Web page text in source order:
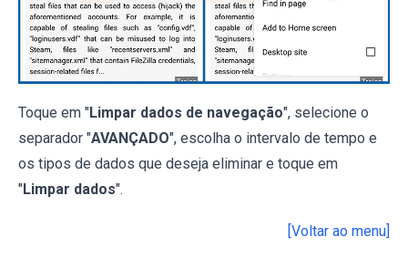
Toque em "Limpar dados de navegação", selecione o
separador "AVANÇADO", escolha o intervalo de tempo e
os tipos de dados que deseja eliminar e toque em
"Limpar dados".
[Voltar ao menu]